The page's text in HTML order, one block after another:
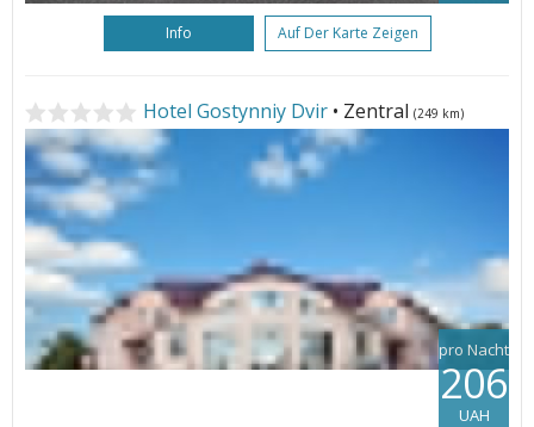
Info Auf Der Karte Zeigen
Hotel Gostynniy Dvir • Zentral (249 km)
pro Nacht
206
UAH